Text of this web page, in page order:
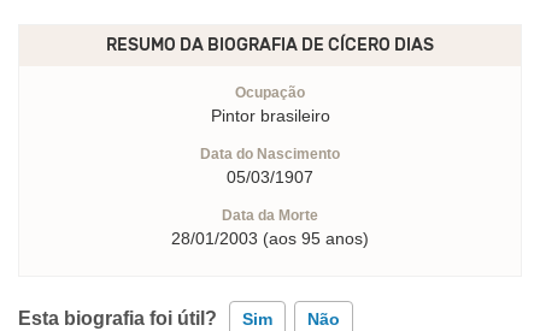
RESUMO DA BIOGRAFIA DE CÍCERO DIAS
Ocupação
Pintor brasileiro
Data do Nascimento
05/03/1907
Data da Morte
28/01/2003 (aos 95 anos)
Esta biografia foi útil? Sim Não